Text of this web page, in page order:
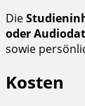
Die
oder
sowie
Kosten